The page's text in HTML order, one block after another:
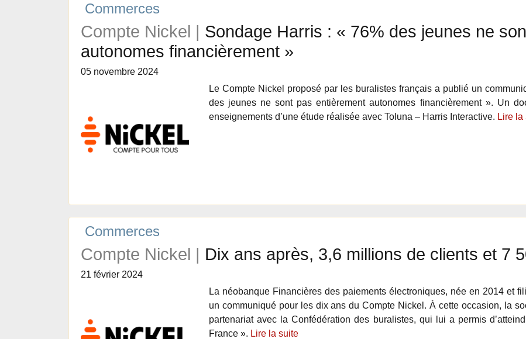
Commerces
Compte Nickel | Sondage Harris : « 76% des jeunes ne
autonomes financièrement »
05 novembre 2024
Le Compte Nickel proposé par les buralistes français a publié un
des jeunes ne sont pas entièrement autonomes financièrement ». Un
enseignements d’une étude réalisée avec Toluna – Harris Interactive. Lire la
Commerces
Compte Nickel | Dix ans après, 3,6 millions de clients et 7
21 février 2024
La néobanque Financières des paiements électroniques, née en 2014 et
un communiqué pour les dix ans du Compte Nickel. À cette occasion, la
partenariat avec la Confédération des buralistes, qui lui a permis
France ». Lire la suite